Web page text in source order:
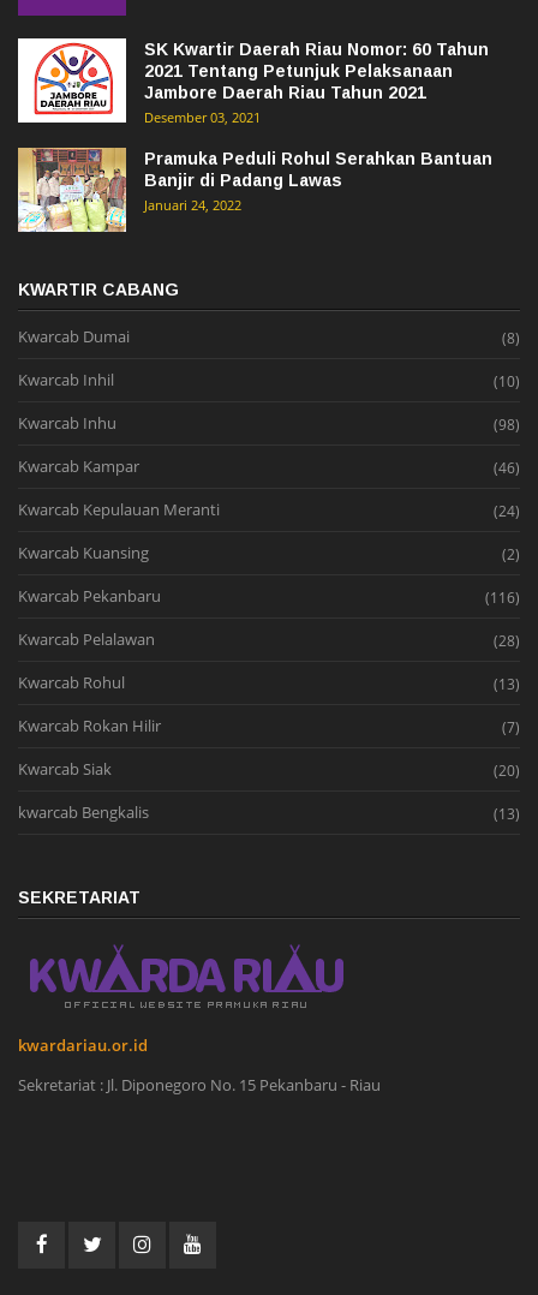
SK Kwartir Daerah Riau Nomor: 60 Tahun
2021 Tentang Petunjuk Pelaksanaan
Jambore Daerah Riau Tahun 2021
Desember 03, 2021
Pramuka Peduli Rohul Serahkan Bantuan
Banjir di Padang Lawas
Januari 24, 2022
KWARTIR CABANG
Kwarcab Dumai (8)
Kwarcab Inhil (10)
Kwarcab Inhu (98)
Kwarcab Kampar (46)
Kwarcab Kepulauan Meranti (24)
Kwarcab Kuansing (2)
Kwarcab Pekanbaru (116)
Kwarcab Pelalawan (28)
Kwarcab Rohul (13)
Kwarcab Rokan Hilir (7)
Kwarcab Siak (20)
kwarcab Bengkalis (13)
SEKRETARIAT
kwardariau.or.id
Sekretariat : Jl. Diponegoro No. 15 Pekanbaru - Riau